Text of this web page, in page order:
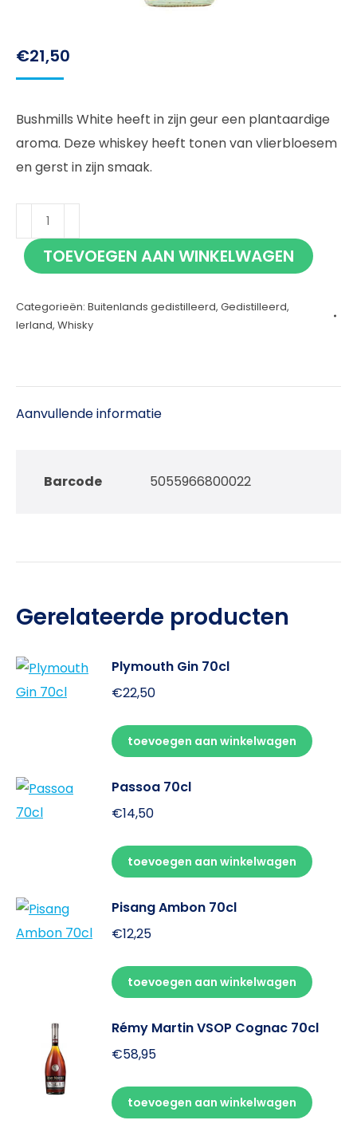
€21,50
Bushmills White heeft in zijn geur een plantaardige
aroma. Deze whiskey heeft tonen van vlierbloesem
en gerst in zijn smaak.
Bushmills
White
70cl TOEVOEGEN AAN WINKELWAGEN
Categorieën: Buitenlands gedistilleerd, Gedistilleerd,
Ierland, Whisky
Aanvullende informatie
Barcode 5055966800022
Gerelateerde producten
Plymouth Gin 70cl
€22,50
toevoegen aan winkelwagen
Passoa 70cl
€14,50
toevoegen aan winkelwagen
Pisang Ambon 70cl
€12,25
toevoegen aan winkelwagen
Rémy Martin VSOP Cognac 70cl
€58,95
toevoegen aan winkelwagen